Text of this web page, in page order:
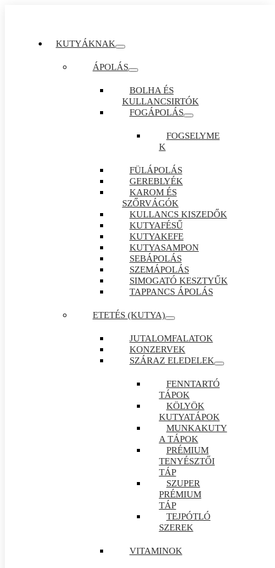
KUTYÁKNAK
ÁPOLÁS
BOLHA ÉS
KULLANCSIRTÓK
FOGÁPOLÁS
FOGSELYME
K
FÜLÁPOLÁS
GEREBLYÉK
KAROM ÉS
SZŐRVÁGÓK
KULLANCS KISZEDŐK
KUTYAFÉSŰ
KUTYAKEFE
KUTYASAMPON
SEBÁPOLÁS
SZEMÁPOLÁS
SIMOGATÓ KESZTYŰK
TAPPANCS ÁPOLÁS
ETETÉS (KUTYA)
JUTALOMFALATOK
KONZERVEK
SZÁRAZ ELEDELEK
FENNTARTÓ
TÁPOK
KÖLYÖK
KUTYATÁPOK
MUNKAKUTY
A TÁPOK
PRÉMIUM
TENYÉSZTŐI
TÁP
SZUPER
PRÉMIUM
TÁP
TEJPÓTLÓ
SZEREK
VITAMINOK